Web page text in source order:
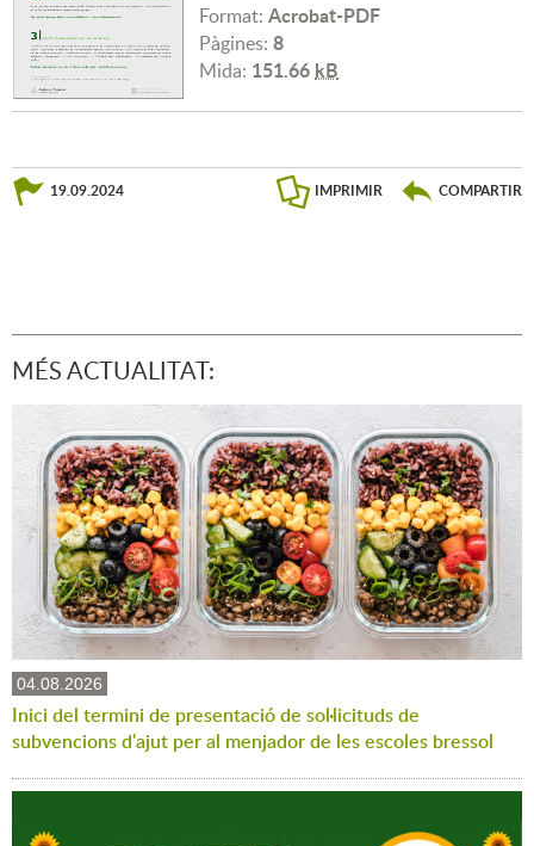
Format: Acrobat-PDF
Pàgines: 8
Mida: 151.66 kB
19.09.2024 IMPRIMIR COMPARTIR
MÉS ACTUALITAT:
04.08.2026
Inici del termini de presentació de sol·licituds de
subvencions d'ajut per al menjador de les escoles bressol